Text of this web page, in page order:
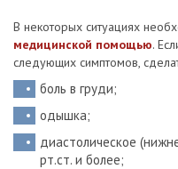
В некоторых ситуациях
медицинской помощью.
следующих симптомов,
боль в груди;
одышка;
диастолическое
рт.ст. и более;